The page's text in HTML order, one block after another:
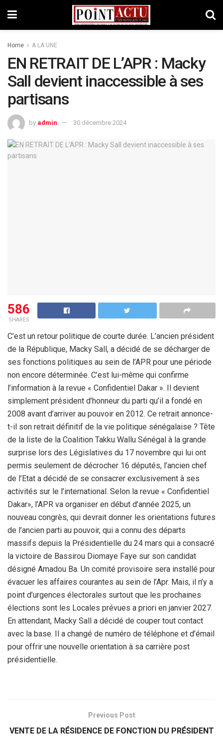
Home A LA UNE
EN RETRAIT DE L’APR : Macky
Sall devient inaccessible à ses
partisans
by admin 30 décembre 2024
586
SHARES
C’est un retour politique de courte durée. L’ancien président
de la République, Macky Sall, a décidé de se décharger de
ses fonctions politiques au sein de l’APR pour une période
non encore déterminée. C’est lui-même qui confirme
l’information à la revue « Confidentiel Dakar ». Il devient
simplement président d’honneur du parti qu’il a fondé en
2008 avant d’arriver au pouvoir en 2012. Ce retrait annonce-
t-il son retrait définitif de la vie politique sénégalaise ? Tête
de la liste de la Coalition Takku Wallu Sénégal à la grande
surprise lors des Législatives du 17 novembre qui lui ont
permis seulement de décrocher 16 députés, l’ancien chef
de l’Etat a décidé de se consacrer exclusivement à ses
activités sur le l’international. Selon la revue « Confidentiel
Dakar», l’APR va organiser en début d’année 2025, un
nouveau congrès, qui devrait donner les orientations futures
de l’ancien parti au pouvoir, qui a connu des départs
massifs depuis la Présidentielle du 24 mars qui a consacré
la victoire de Bassirou Diomaye Faye sur son candidat
désigné Amadou Ba. Un comité provisoire sera installé pour
évacuer les affaires courantes au sein de l’Apr. Mais, il n’y a
point d’urgences électorales surtout que les prochaines
élections sont les Locales prévues a priori en janvier 2027.
En attendant, Macky Sall a décidé de couper tout contact
avec la base. Il a changé de numéro de téléphone et d’émail
pour offrir une nouvelle orientation à sa carrière post
présidentielle.
Previous Post
VENTE DE LA RÉSIDENCE DE FONCTION DU PRÉSIDENT